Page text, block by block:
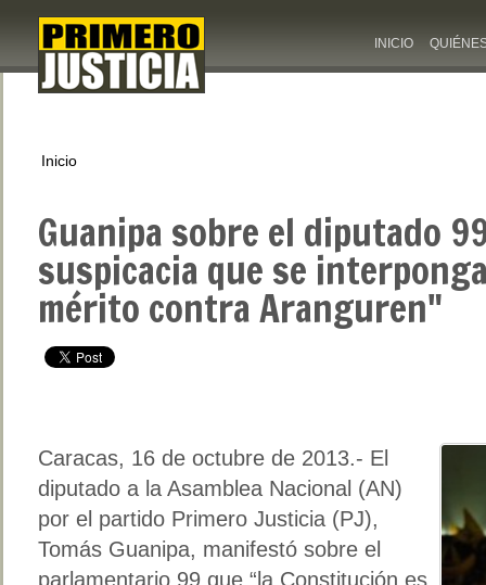
INICIO
Inicio
Guanipa sobre el diputado
suspicacia que se
mérito contra Aranguren"
Caracas, 16 de octubre de 2013.- El
diputado a la Asamblea Nacional (AN)
por el partido Primero Justicia (PJ),
Tomás Guanipa, manifestó sobre el
parlamentario 99 que “la Constitución es